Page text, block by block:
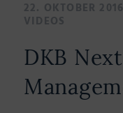
22. OKTOBER 2016
VIDEOS
DKB